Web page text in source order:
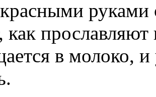
руками
как
в молоко,